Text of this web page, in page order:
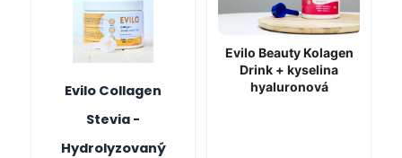
Evilo Collagen
Stevia -
Hydrolyzovaný
Evilo Beauty Kolagen
Drink + kyselina
hyaluronová